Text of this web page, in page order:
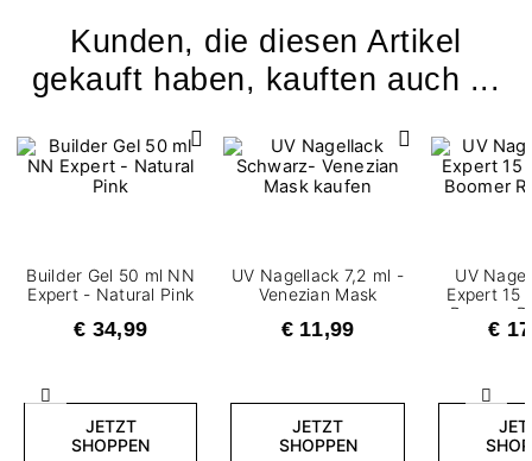
Kunden, die diesen Artikel
gekauft haben, kauften auch ...
Zurück
Builder Gel 50 ml NN
Expert - Natural Pink
€ 34,99
JETZT
SHOPPEN
UV Nagellack 7,2 ml -
Venezian Mask
€ 11,99
JETZT
SHOPPEN
UV
Expert 15
Boomer
€